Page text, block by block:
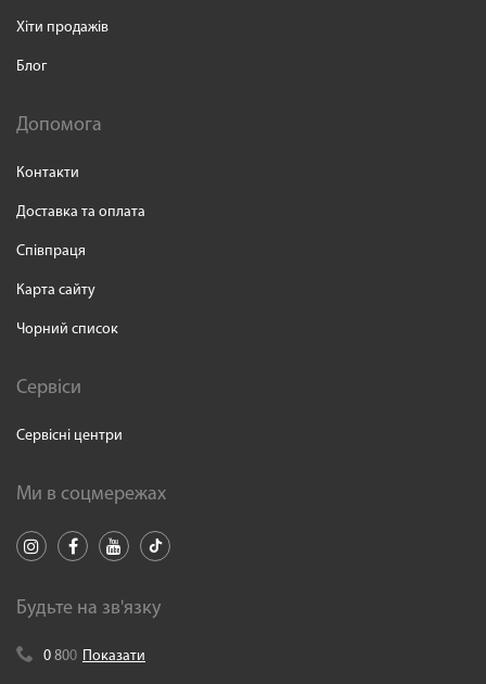
Хіти продажів
Блог
Допомога
Контакти
Доставка та оплата
Співпраця
Карта сайту
Чорний список
Сервіси
Сервісні центри
Ми в соцмережах
Будьте на зв'язку
0 800 Показати